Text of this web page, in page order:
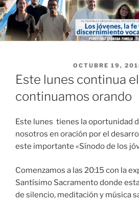
OCTUBRE 19,
Este lunes continua
continuamos orando
Este lunes tienes la oportunidad
nosotros en oración por el
este importante «Sínodo de los
Comenzamos a las 20:15 con la
Santísimo Sacramento donde
de silencio, meditación y música